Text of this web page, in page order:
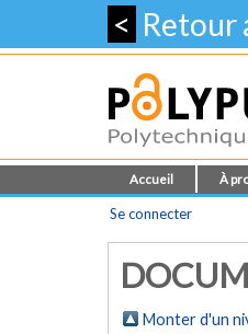
< Retour
Accueil À
Se connecter
Monter d'un